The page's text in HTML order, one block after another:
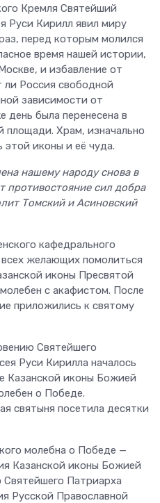
Кремля Святейший
Руси Кирилл явил миру
перед которым молился
время нашей истории,
и избавление от
ли Россия свободной
зависимости от
день была перенесена в
площади. Храм, изначально
этой иконы и её чуда.
нашему народу снова в
противостояние сил добра
Томский и Асиновский
кафедрального
желающих помолиться
иконы Пресвятой
с акафистом. После
приложились к святому
Святейшего
Руси Кирилла началось
Казанской иконы Божией
о Победе.
святыня посетила десятки
молебна о Победе —
Казанской иконы Божией
Патриарха
Русской Православной